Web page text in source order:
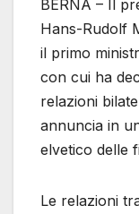
BERNA – Il
Hans-Rudolf
il primo
con cui ha
relazioni
annuncia in
elvetico delle
Le relazioni